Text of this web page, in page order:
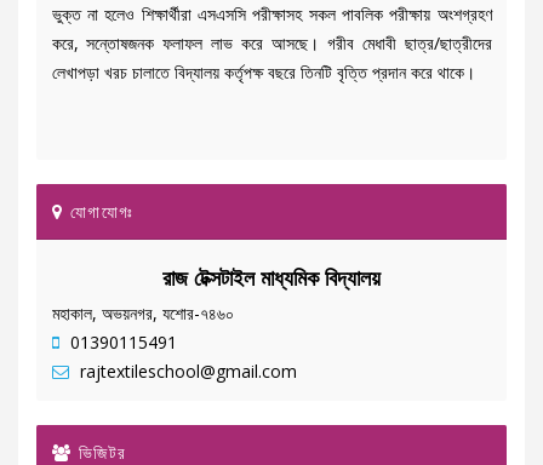
ভুক্ত না হলেও শিক্ষার্থীরা এসএসসি পরীক্ষাসহ সকল পাবলিক পরীক্ষায় অংশগ্রহণ
করে, সন্তোষজনক ফলাফল লাভ করে আসছে। গরীব মেধাবী ছাত্র/ছাত্রীদের
লেখাপড়া খরচ চালাতে বিদ্যালয় কর্তৃপক্ষ বছরে তিনটি বৃত্তি প্রদান করে থাকে।
যোগাযোগঃ
রাজ টেক্সটাইল মাধ্যমিক বিদ্যালয়
মহাকাল, অভয়নগর, যশোর-৭৪৬০
01390115491
rajtextileschool@gmail.com
ভিজিটর